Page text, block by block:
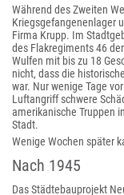
Während des Zweiten
Kriegsgefangenenlager
Firma Krupp. Im
des Flakregiments 46
Wulfen mit bis zu 18
nicht, dass die
war. Nur wenige Tage
Luftangriff schwere
amerikanische Truppen
Stadt.
Wenige Wochen später
Nach 1945
Das Städtebauprojekt